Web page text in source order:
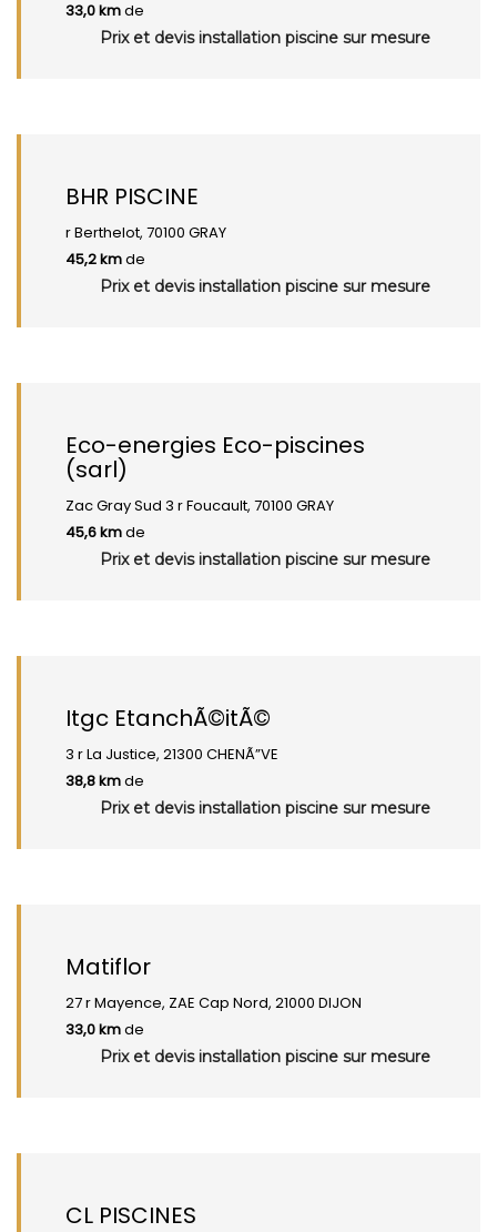
33,0 kmde
Prix et devis installation piscine sur mesure
BHR PISCINE
r Berthelot, 70100 GRAY
45,2 kmde
Prix et devis installation piscine sur mesure
Eco-energies Eco-piscines
(sarl)
Zac Gray Sud 3 r Foucault, 70100 GRAY
45,6 kmde
Prix et devis installation piscine sur mesure
Itgc EtanchÃ©itÃ©
3 r La Justice, 21300 CHENÃ”VE
38,8 kmde
Prix et devis installation piscine sur mesure
Matiflor
27 r Mayence, ZAE Cap Nord, 21000 DIJON
33,0 kmde
Prix et devis installation piscine sur mesure
CL PISCINES